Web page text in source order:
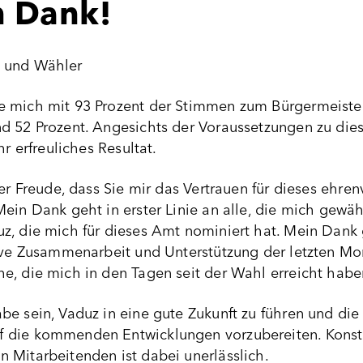
Dank!
und Wähler
mich mit 93 Prozent der Stimmen zum
52 Prozent. Angesichts der Voraussetzungen zu
erfreuliches Resultat.
Freude, dass Sie mir das Vertrauen für dieses
Dank geht in erster Linie an alle, die mich
die mich für dieses Amt nominiert hat. Mein
Zusammenarbeit und Unterstützung der letzten
die mich in den Tagen seit der Wahl erreicht
sein, Vaduz in eine gute Zukunft zu führen und
die kommenden Entwicklungen vorzubereiten.
Mitarbeitenden ist dabei unerlässlich.